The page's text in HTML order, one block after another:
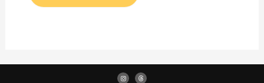
I
n
T
h